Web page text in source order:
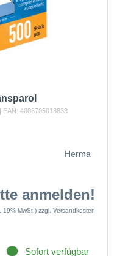
| EAN: 4008705013833
Herma
anmelden!
19% MwSt.) zzgl. Versandkosten
Sofort verfügbar